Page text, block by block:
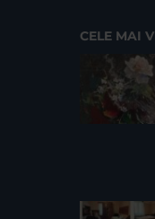
CELE MAI